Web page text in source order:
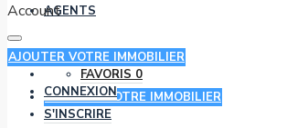
AGENTS
FAVORIS 0
AJOUTER VOTRE IMMOBILIER
Account
AJOUTER VOTRE IMMOBILIER
CONNEXION
S'INSCRIRE